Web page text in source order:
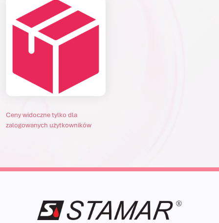
Ceny widoczne tylko dla
zalogowanych użytkowników